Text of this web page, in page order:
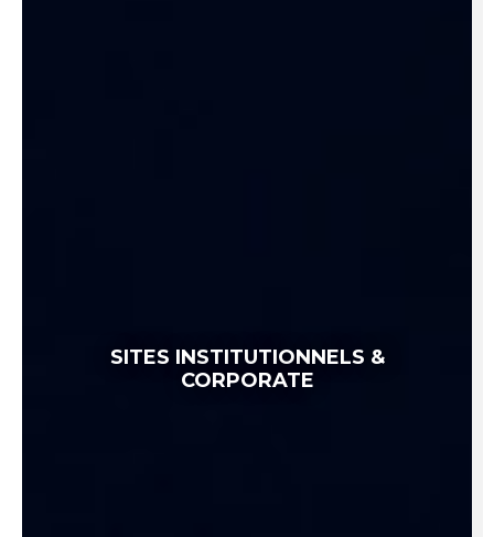
SITES INSTITUTIONNELS &
CORPORATE